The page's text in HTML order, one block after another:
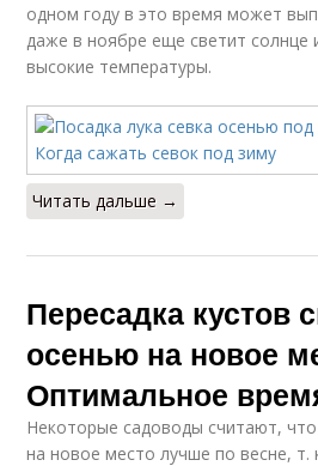
одном году в это время может
даже в ноябре еще светит солнце
высокие температуры.
Читать дальше →
Пересадка кустов
осенью на новое
Оптимальное
Некоторые садоводы считают,
на новое место лучше по весне, т.